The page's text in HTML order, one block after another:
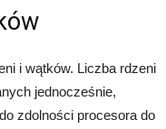
i wątków. Liczba rdzeni
jednocześnie,
zdolności procesora do